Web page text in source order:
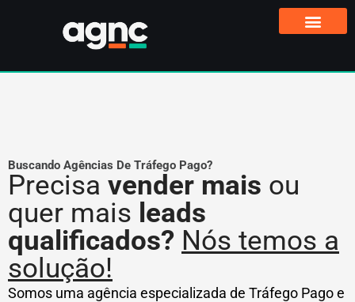
Buscando Agências De Tráfego Pago?
Precisa vender mais ou
quer mais leads
qualificados? Nós temos a
solução!
Somos uma agência especializada de Tráfego Pago e